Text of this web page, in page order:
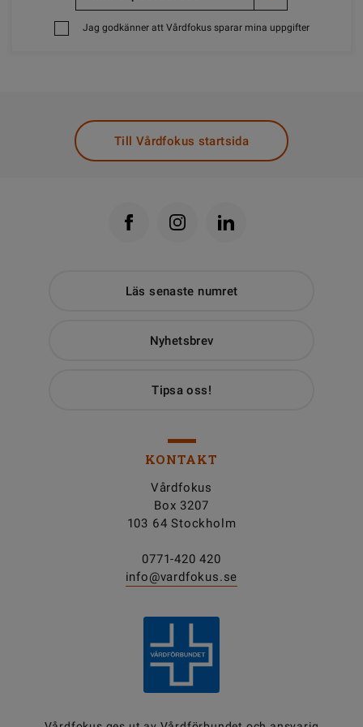
Jag godkänner att Vårdfokus sparar mina uppgifter
Till Vårdfokus startsida
Läs senaste numret
Nyhetsbrev
Tipsa oss!
KONTAKT
Vårdfokus
Box 3207
103 64 Stockholm
0771-420 420
info@vardfokus.se